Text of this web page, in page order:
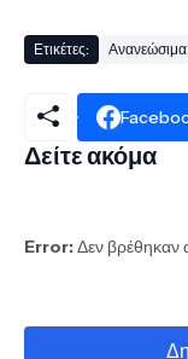
Ετικέτες:
Δείτε ακόμα
Error:Δεν βρέθηκαν